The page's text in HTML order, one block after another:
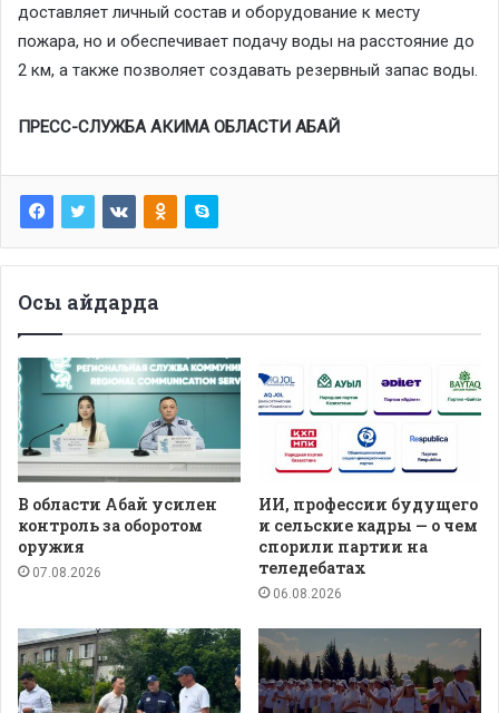
доставляет личный состав и оборудование к месту
пожара, но и обеспечивает подачу воды на расстояние до
2 км, а также позволяет создавать резервный запас воды.
ПРЕСС-СЛУЖБА АКИМА ОБЛАСТИ АБАЙ
Осы айдарда
В области Абай усилен
контроль за оборотом
оружия
07.08.2026
ИИ, профессии будущего
и сельские кадры — о чем
спорили партии на
теледебатах
06.08.2026